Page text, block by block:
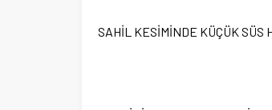
SAHİL KESİMİNDE KÜÇÜK